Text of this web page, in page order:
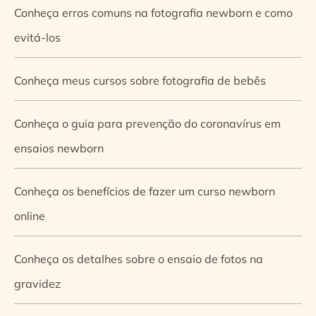
Conheça erros comuns na fotografia newborn e como
evitá-los
Conheça meus cursos sobre fotografia de bebês
Conheça o guia para prevenção do coronavírus em
ensaios newborn
Conheça os benefícios de fazer um curso newborn
online
Conheça os detalhes sobre o ensaio de fotos na
gravidez